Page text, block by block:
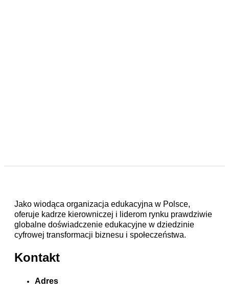
Jako wiodąca organizacja edukacyjna w Polsce,
oferuje kadrze kierowniczej i liderom rynku prawdziwie
globalne doświadczenie edukacyjne w dziedzinie
cyfrowej transformacji biznesu i społeczeństwa.
Kontakt
Adres